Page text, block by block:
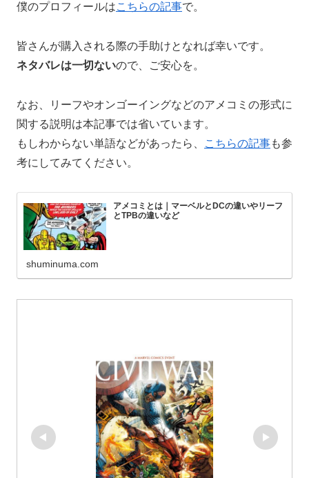
僕のプロフィールはこちらの記事で。
皆さんが購入される際の手助けとなれば幸いです。
ネタバレは一切ないので、ご安心を。
なお、リーフやオンゴーイングなどのアメコミの形式に
関する説明は本記事では省いています。
もしわからない単語などがあったら、
こちらの記事も参
考にしてみてください。
アメコミとは｜マーベルとDCの違いやリーフ
とTPBの違いなど
shuminuma.com